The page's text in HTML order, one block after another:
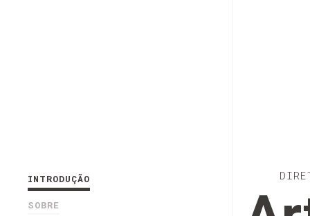
INTRODUÇÃO
SOBRE